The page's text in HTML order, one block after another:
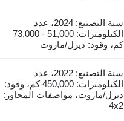
سنة التصنيع: 2024، عدد
الكيلومترات: 51,000 - 73,000
كم، وقود: ديزل/مازوت
سنة التصنيع: 2022، عدد
الكيلومترات: 450,000 كم، وقود:
ديزل/مازوت، مواصفات المحاور:
4x2